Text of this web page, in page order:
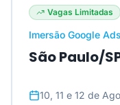
Vagas Limitadas
Imersão Google
São Paulo/
10, 11 e 12 de